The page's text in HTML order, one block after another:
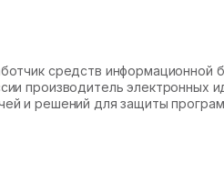
алгоритмов с
средств информационной
производитель электронных
и решений для защиты